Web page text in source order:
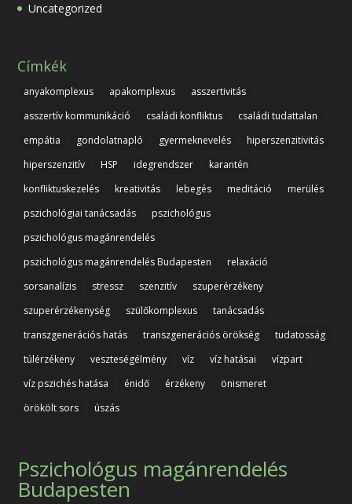
Uncategorized
Címkék
anyakomplexus apakomplexus
asszertivitás
asszertív kommunikáció
családi konfliktus
családi tudattalan
empátia
gondolatnapló gyermeknevelés
hiperszenzitivitás
hiperszenzitív
HSP idegrendszer
karantén
konfliktuskezelés
kreativitás lebegés meditáció
merülés
pszichológiai tanácsadás
pszichológus
pszichológus magánrendelés
pszichológus magánrendelés Budapesten
relaxáció
sorsanalízis
stressz szenzitív
szuperérzékeny
szuperérzékenység
szülőkomplexus
tanácsadás
transzgenerációs hatás
transzgenerációs örökség
tudatosság
túlérzékeny
veszteségélmény víz víz hatásai
vízpart
víz pszichés hatása
énidő érzékeny
önismeret
örökölt sors
úszás
Pszichológus magánrendelés
Budapesten